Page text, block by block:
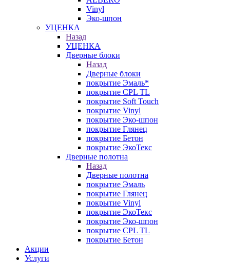
Vinyl
Эко-шпон
УЦЕНКА
Назад
УЦЕНКА
Дверные блоки
Назад
Дверные блоки
покрытие Эмаль*
покрытие CPL TL
покрытие Soft Touch
покрытие Vinyl
покрытие Эко-шпон
покрытие Глянец
покрытие Бетон
покрытие ЭкоТекс
Дверные полотна
Назад
Дверные полотна
покрытие Эмаль
покрытие Глянец
покрытие Vinyl
покрытие ЭкоТекс
покрытие Эко-шпон
покрытие CPL TL
покрытие Бетон
Акции
Услуги